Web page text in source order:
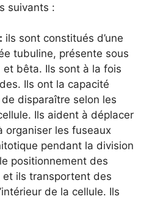
suivants :
ils sont constitués d’une
tubuline, présente sous
et bêta. Ils sont à la fois
Ils ont la capacité
de disparaître selon les
Ils aident à déplacer
organiser les fuseaux
pendant la division
positionnement des
et ils transportent des
de la cellule. Ils